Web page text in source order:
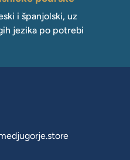
i španjolski, uz
jezika po potrebi